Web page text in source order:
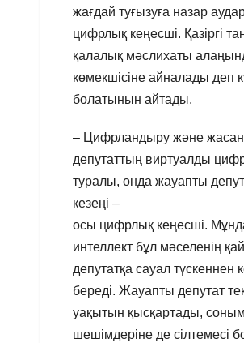
жағдай туғызуға назар
цифрлық кеңесші. Қазіргі
қалалық мәслихаты
көмекшісіне айналады деп
болатынын айтады.
– Цифрландыру және
депутаттың виртуалды
туралы, онда жауапты
кезеңі –
осы цифрлық кеңесші.
интеллект бұл мәселенің
депутатқа сауал
береді. Жауапты депутат
уақытын қысқартады,
шешімдеріне де сілтемесі